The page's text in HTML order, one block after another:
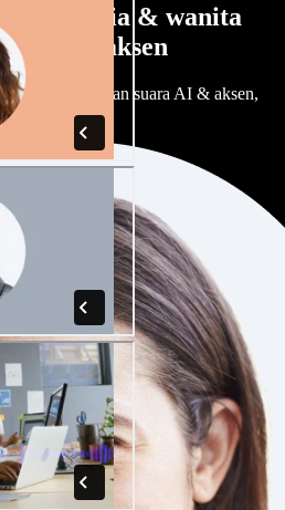
suara pria & wanita
aksen
Pilih ratusan suara AI & aksen,